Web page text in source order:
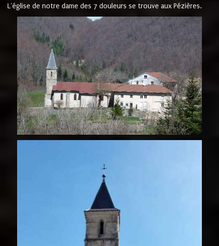
L'église de notre dame des 7 douleurs se trouve aux Pézières.